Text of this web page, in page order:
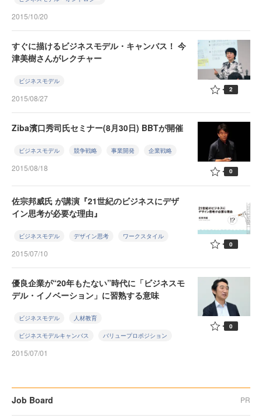
2015/10/20
すぐに描けるビジネスモデル・キャンバス！ 今
津美樹さんがレクチャー
ビジネスモデル
2015/08/27
2
Ziba濱口秀司氏セミナー(8月30日) BBTが開催
ビジネスモデル 競争戦略 事業開発 企業戦略
2015/08/18 0
佐宗邦威氏 が講演『21世紀のビジネスにデザ
イン思考が必要な理由』
ビジネスモデル デザイン思考 ワークスタイル
2015/07/10
0
優良企業が“20年もたない”時代に「ビジネスモ
デル・イノベーション」に習熟する意味
ビジネスモデル 人材教育
ビジネスモデルキャンバス バリュープロポジション
2015/07/01
0
Job Board PR